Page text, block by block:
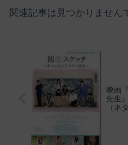
関連記事は見つかりません
映画
先生
（ネ